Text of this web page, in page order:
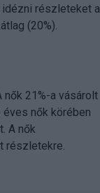
részleteket a
(20%).
21%-a vásárolt
nők körében
A nők
részletekre.